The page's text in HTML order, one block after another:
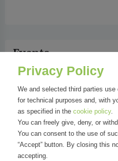
Events
Privacy Policy
We and selected third parties
for technical purposes and, with
as specified in the cookie policy.
You can freely give, deny, or
You can consent to the use of
“Accept” button. By closing this
accepting.